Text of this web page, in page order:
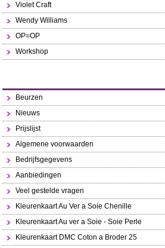
Violet Craft
Wendy Williams
OP=OP
Workshop
Beurzen
Nieuws
Prijslijst
Algemene voorwaarden
Bedrijfsgegevens
Aanbiedingen
Veel gestelde vragen
Kleurenkaart Au Ver a Soie Chenille
Kleurenkaart Au ver a Soie - Soie Perle
Kleurenkaart DMC Coton a Broder 25